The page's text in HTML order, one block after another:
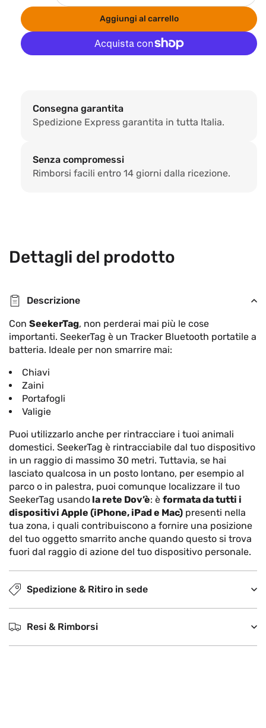
s
t
i
LOCALIZZATORE
BLUETOOTH
per
Aggiungi al carrello
Consegna garantita
Spedizione Express garantita in tutta Italia.
Senza compromessi
Rimborsi facili entro 14 giorni dalla ricezione.
Dettagli del prodotto
Descrizione
Con SeekerTag, non perderai mai più le cose
importanti. SeekerTag è un Tracker Bluetooth portatile a
batteria. Ideale per non smarrire mai:
Chiavi
Zaini
Portafogli
Valigie
Puoi utilizzarlo anche per rintracciare i tuoi animali
domestici. SeekerTag è rintracciabile dal tuo dispositivo
in un raggio di massimo 30 metri. Tuttavia, se hai
lasciato qualcosa in un posto lontano, per esempio al
parco o in palestra, puoi comunque localizzare il tuo
SeekerTag usando la rete Dov’è: è formata da tutti i
dispositivi Apple (iPhone, iPad e Mac) presenti nella
tua zona, i quali contribuiscono a fornire una posizione
del tuo oggetto smarrito anche quando questo si trova
fuori dal raggio di azione del tuo dispositivo personale.
Spedizione & Ritiro in sede
Resi & Rimborsi